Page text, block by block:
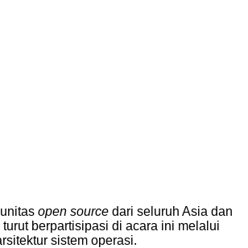
open source dari seluruh Asia dan
berpartisipasi di acara ini melalui
sistem operasi.